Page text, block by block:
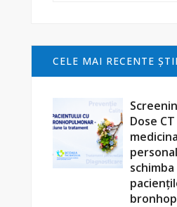
CELE MAI RECENTE
Dose
medicina